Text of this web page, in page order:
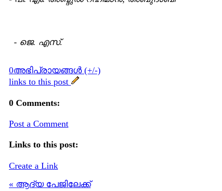
- ജെ. എസ്.
0അഭിപ്രായങ്ങള്‍ (+/-)
links to this post
0 Comments:
Post a Comment
Links to this post:
Create a Link
« ആദ്യ പേജിലേക്ക്